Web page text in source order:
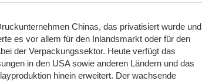
Chinas, das privatisiert wurde und
es vor allem für den Inlandsmarkt oder für den
der Verpackungssektor. Heute verfügt das
in den USA sowie anderen Ländern und das
hinein erweitert. Der wachsende